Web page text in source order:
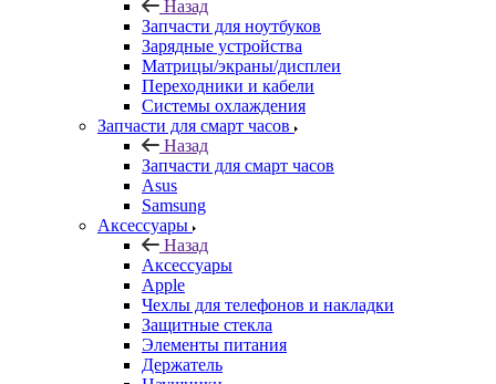
Запчасти для смарт часов
Назад
Запчасти для смарт часов
Asus
Samsung
Аксессуары
Назад
Аксессуары
Apple
Чехлы для телефонов и накладки
Защитные стекла
Элементы питания
Держатель
Наушники
Моноподы (Селфи палка)
Запчасти для бытовой техники
Назад
Запчасти для бытовой техники
Запчасти для блендеров и миксеров